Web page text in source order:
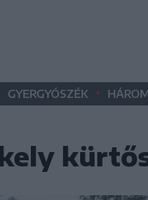
GYERGYÓSZÉK •